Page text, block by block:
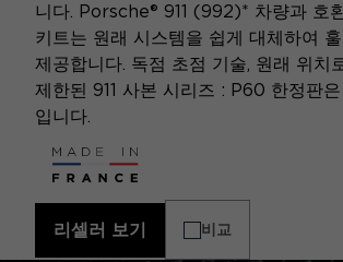
니다. Porsche® 911 (992)* 차량과 호
키트는 원래 시스템을 쉽게 대체하여
제공합니다. 독점 초점 기술, 원래 위치
제한된 911 사본 시리즈 : P60 한정판
입니다.
리셀러 보기 비교